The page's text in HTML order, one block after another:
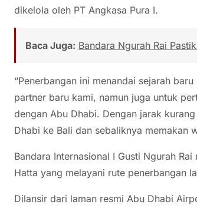
dikelola oleh PT Angkasa Pura I.
Baca Juga: Bandara Ngurah Rai
“Penerbangan ini menandai sejarah
partner baru kami, namun juga untuk
dengan Abu Dhabi. Dengan jarak
Dhabi ke Bali dan sebaliknya memakan
Bandara Internasional I Gusti Ngurah
Hatta yang melayani rute penerbangan
Dilansir dari laman resmi Abu Dhabi